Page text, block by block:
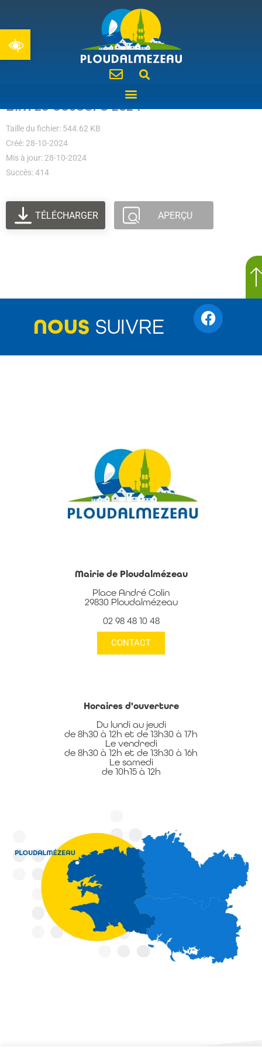
Ouvrir la barre d’outils
BIM 25 octobre 2024
Taille du fichier: 544.62 KB
Créé: 28-10-2024
Mis à jour: 28-10-2024
Succès: 414
TÉLÉCHARGER APERÇU
NOUS SUIVRE
Mairie de Ploudalmézeau
Place André Colin
29830 Ploudalmézeau
02 98 48 10 48
CONTACT
Horaires d'ouverture
Du lundi au jeudi
de 8h30 à 12h et de 13h30 à 17h
Le vendredi
de 8h30 à 12h et de 13h30 à 16h
Le samedi
de 10h15 à 12h